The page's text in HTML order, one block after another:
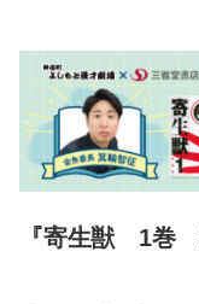
『寄生獣 1巻